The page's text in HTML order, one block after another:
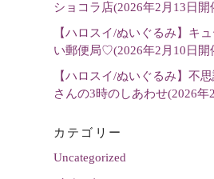
ショコラ店(2026年2月13日開
【ハロスイ/ぬいぐるみ】キ
い郵便局♡(2026年2月10日開
【ハロスイ/ぬいぐるみ】不
さんの3時のしあわせ(2026年
カテゴリー
Uncategorized